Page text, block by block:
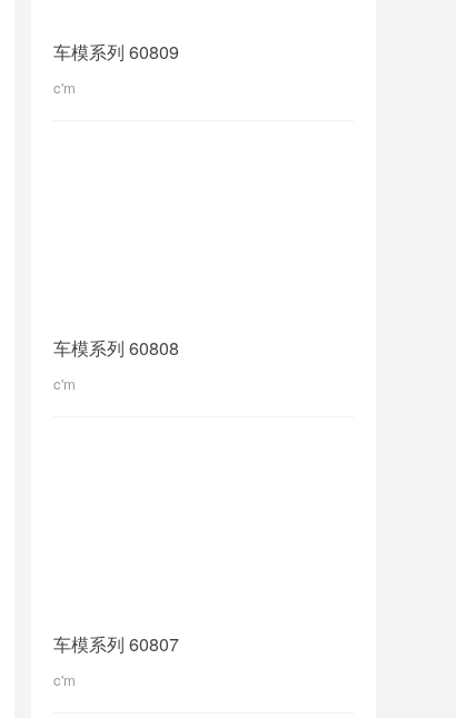
车模系列 60809
c'm
车模系列 60808
c'm
车模系列 60807
c'm